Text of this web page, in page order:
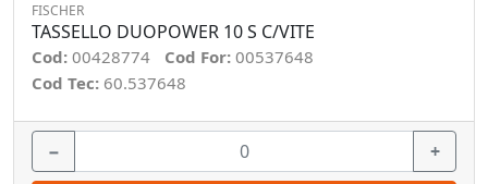
FISCHER
TASSELLO DUOPOWER 10 S C/VITE
Cod: 00428774 Cod For: 00537648
Cod Tec: 60.537648
− +